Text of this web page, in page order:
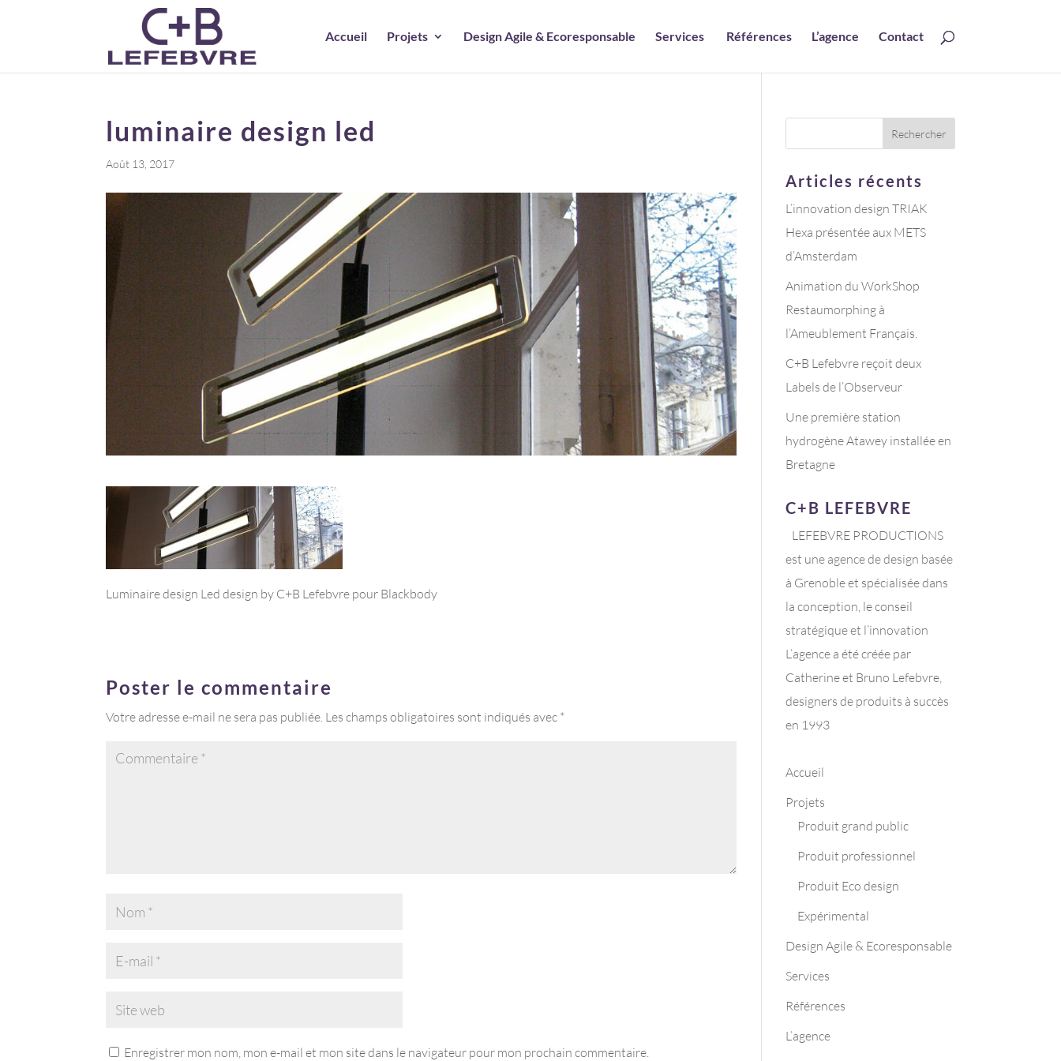
Accueil Projets Design Agile & Ecoresponsable Services Références L’agence Contact
luminaire design led
Août 13, 2017
Luminaire design Led design by C+B Lefebvre pour Blackbody
Poster le commentaire
Votre adresse e-mail ne sera pas publiée. Les champs obligatoires sont indiqués avec *
Enregistrer mon nom, mon e-mail et mon site dans le navigateur pour mon prochain commentaire.
Articles récents
L’innovation design TRIAK
Hexa présentée aux METS
d’Amsterdam
Animation du WorkShop
Restaumorphing à
l’Ameublement Français.
C+B Lefebvre reçoit deux
Labels de l’Observeur
Une première station
hydrogène Atawey installée en
Bretagne
C+B LEFEBVRE
LEFEBVRE PRODUCTIONS
est une agence de design basée
à Grenoble et spécialisée dans
la conception, le conseil
stratégique et l’innovation
L’agence a été créée par
Catherine et Bruno Lefebvre,
designers de produits à succès
en 1993
Accueil
Projets
Produit grand public
Produit professionnel
Produit Eco design
Expérimental
Design Agile & Ecoresponsable
Services
Références
L’agence